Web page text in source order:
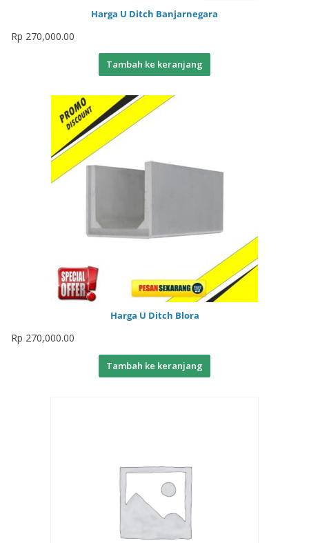
Harga U Ditch Banjarnegara
Rp 270,000.00
Tambah ke keranjang
Harga U Ditch Blora
Rp 270,000.00
Tambah ke keranjang